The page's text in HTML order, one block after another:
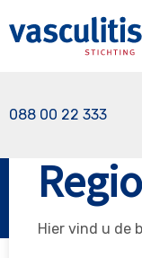
088 00 22 333
Zoek
Zoek
Hier vind u de